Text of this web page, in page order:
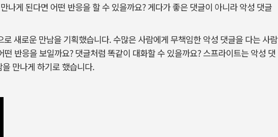
나게 된다면 어떤 반응을 할 수 있을까요? 게다가 좋은 댓글이 아니라 악성 댓글
새로운 만남을 기획했습니다. 수많은 사람에게 무책임한 악성 댓글을 다는 사람
반응을 보일까요? 댓글처럼 똑같이 대화할 수 있을까요? 스프라이트는 악성 댓
만나게 하기로 했습니다.